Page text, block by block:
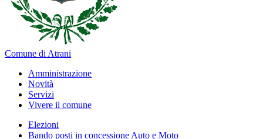
Comune di Atrani
Amministrazione
Novità
Servizi
Vivere il comune
Elezioni
Bando posti in concessione Auto e Moto